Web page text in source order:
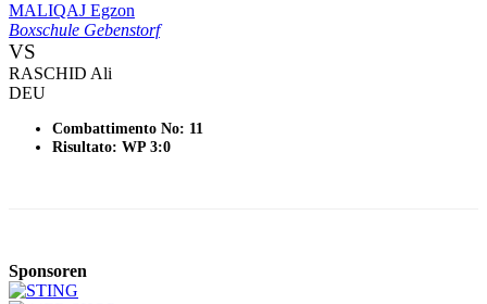
MALIQAJ Egzon
Boxschule Gebenstorf
VS
RASCHID Ali
DEU
Combattimento No: 11
Risultato: WP 3:0
Sponsoren